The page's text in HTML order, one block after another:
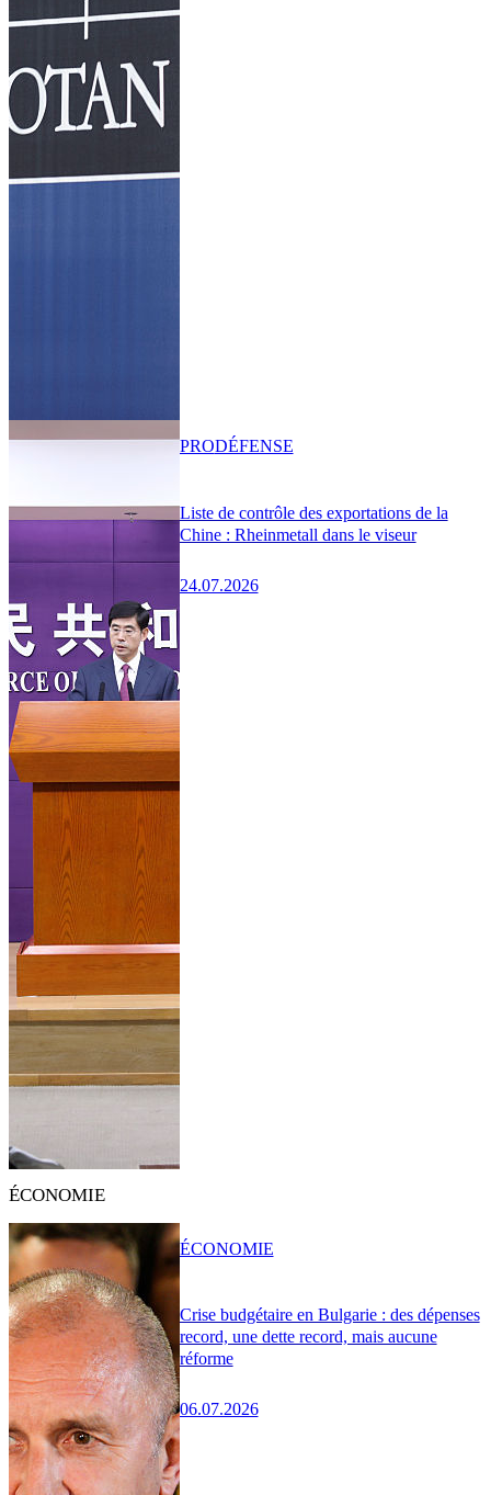
Liste de contrôle des exportations de la
Chine : Rheinmetall dans le viseur
24.07.2026
PRODÉFENSE
ÉCONOMIE
Crise budgétaire en Bulgarie : des dépenses
record, une dette record, mais aucune
réforme
06.07.2026
ÉCONOMIE